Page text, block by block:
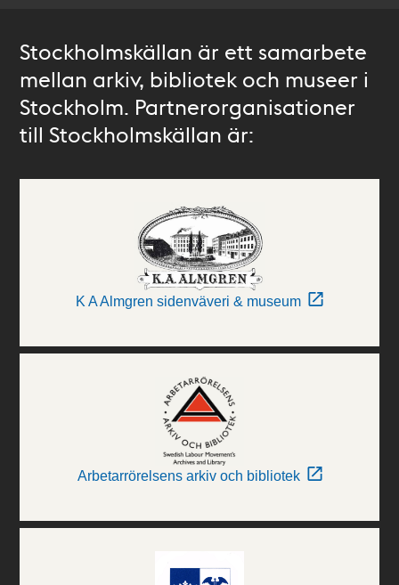
Stockholmskällan är ett samarbete
mellan arkiv, bibliotek och museer i
Stockholm. Partnerorganisationer
till Stockholmskällan är:
K A Almgren sidenväveri & museum
Arbetarrörelsens arkiv och bibliotek